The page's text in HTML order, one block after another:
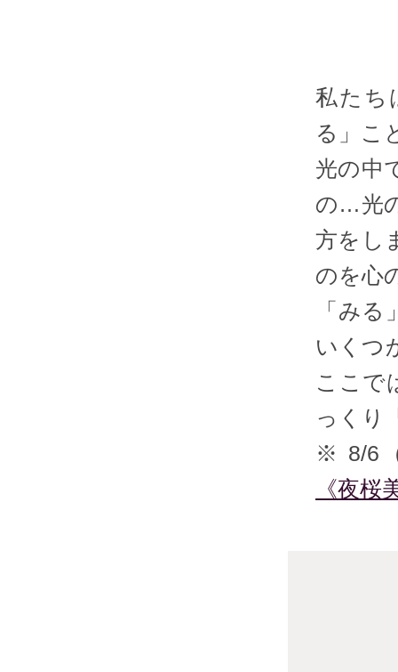
私たち
る」こ
光の中
の…光
方をし
のを心
「み
いくつ
ここで
っくり
※ 8/6
《夜桜